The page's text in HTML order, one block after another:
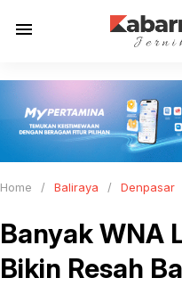
menu
Home / Baliraya / Denpasar
Banyak WNA
Bikin Resah